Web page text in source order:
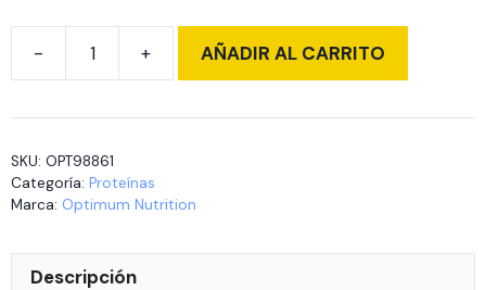
100%
Gold
Unflavoured
cantidad
AÑADIR AL CARRITO
SKU: OPT98861
Categoría: Proteínas
Marca: Optimum Nutrition
Descripción